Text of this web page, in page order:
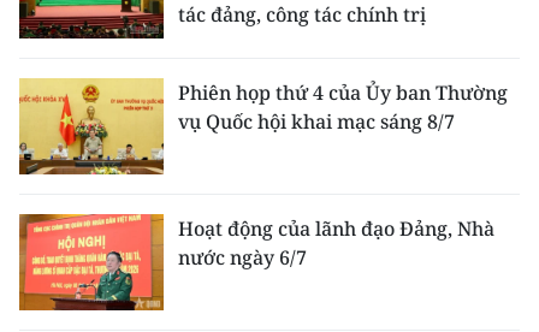
Bắc Trung Bộ
Duyên hải Nam Trung Bộ và Tây
Nguyên
Đông Nam Bộ
Đồng bằng sông Cửu Long
Chuyên trang Hà Nội
tác đảng, công tác chính trị
Phiên họp thứ 4 của Ủy ban Thường
vụ Quốc hội khai mạc sáng 8/7
Hoạt động của lãnh đạo Đảng, Nhà
nước ngày 6/7